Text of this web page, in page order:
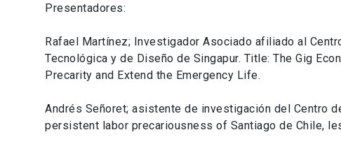
Presentadores:
Rafael Martínez; Investigador Asociado afiliado al
Tecnológica y de Diseño de Singapur. Title: The Gig
Precarity and Extend the Emergency Life.
Andrés Señoret; asistente de investigación del Centro
persistent labor precariousness of Santiago de Chile,